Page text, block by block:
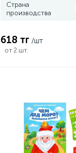
Страна
производства
618 тг /шт
от 2 шт.